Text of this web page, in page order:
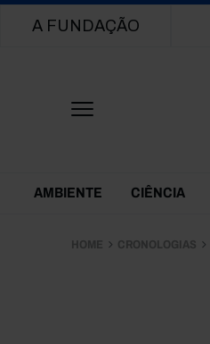
Main navigation
A FUNDAÇÃO
Themes Menu
AMBIENTE CIÊNCIA
HOME CRONOLOGIAS